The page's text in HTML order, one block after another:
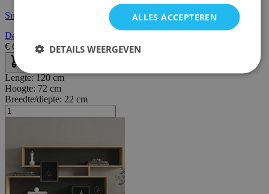
Snelle levering
Destan Wandplank | 100% MELAMINE | Grenen
€ 64,95 €81,00
Lengte:120 cm
Hoogte: 72 cm
Breedte/diepte: 22 cm
ALLES ACCEPTEREN
DETAILS WEERGEVEN